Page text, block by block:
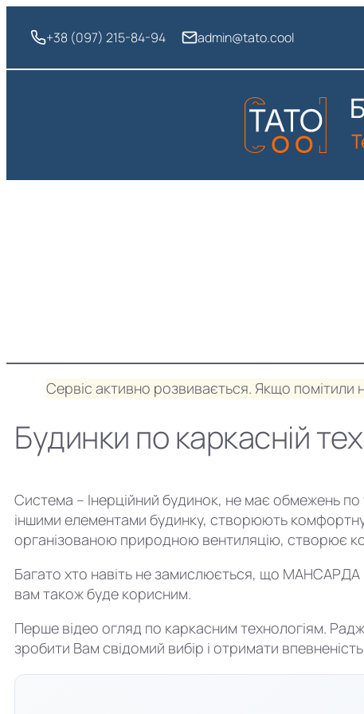
+38 (097) 215-84-94 admin@tato.cool
Сервіс активно розвивається. Якщо помітили
Будинки по каркасній
Система – Інерційний будинок, не має обмежень
іншими елементами будинку, створюють
організованою природною вентиляцію, створює
Багато хто навіть не замислюється, що МАНСАРДА
вам також буде корисним.
Перше відео огляд по каркасним технологіям.
зробити Вам свідомий вибір і отримати